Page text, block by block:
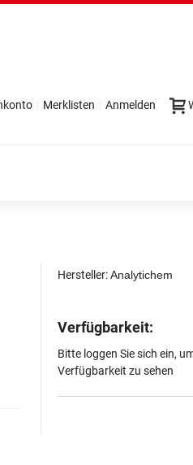
Merklisten Anmelden
Hersteller:Analytichem
Verfügbarkeit:
Bitte loggen Sie sich ein,
Verfügbarkeit zu sehen